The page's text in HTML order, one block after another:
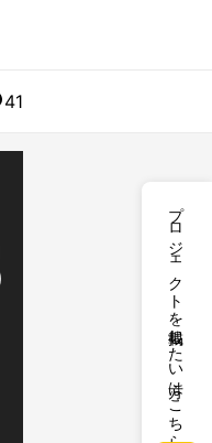
プロジェクトを掲載したい方はこちら
41